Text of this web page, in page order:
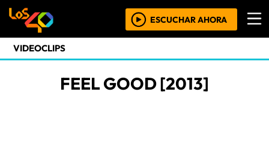
ESCUCHAR AHORA
VIDEOCLIPS
FEEL GOOD [2013]